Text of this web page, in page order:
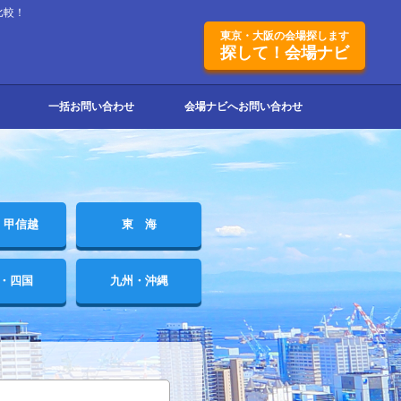
！
東京・大阪の会場探します
探して！会場ナビ
一括お問い合わせ 会場ナビへお問い合わせ
甲信越 東 海
四国 九州・沖縄